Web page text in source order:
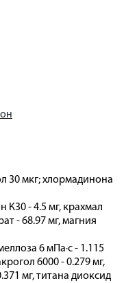
30 мкг; хлормадинона
К30 - 4.5 мг, крахмал
- 68.97 мг, магния
6 мПа·с - 1.115
6000 - 0.279 мг,
мг, титана диоксид